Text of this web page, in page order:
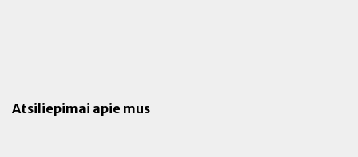
Atsiliepimai apie mus